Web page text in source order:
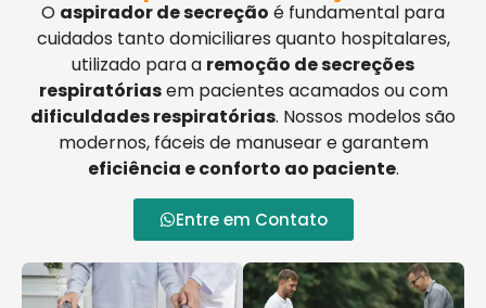
O aspirador de secreção é fundamental para
cuidados tanto domiciliares quanto hospitalares,
utilizado para a remoção de secreções
respiratóriasem pacientes acamados ou com
dificuldades respiratórias. Nossos modelos são
modernos, fáceis de manusear e garantem
eficiência e conforto ao paciente.
Entre em Contato